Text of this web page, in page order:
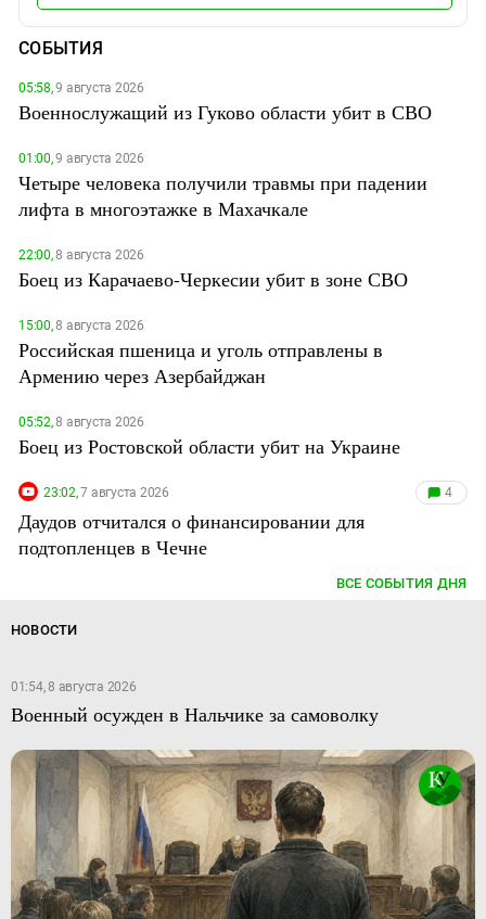
СОБЫТИЯ
05:58,9 августа 2026
Военнослужащий из Гуково области убит в СВО
01:00,9 августа 2026
Четыре человека получили травмы при падении
лифта в многоэтажке в Махачкале
22:00,8 августа 2026
Боец из Карачаево-Черкесии убит в зоне СВО
15:00,8 августа 2026
Российская пшеница и уголь отправлены в
Армению через Азербайджан
05:52,8 августа 2026
Боец из Ростовской области убит на Украине
23:02,7 августа 2026 4
Даудов отчитался о финансировании для
подтопленцев в Чечне
ВСЕ СОБЫТИЯ ДНЯ
НОВОСТИ
01:54, 8 августа 2026
Военный осужден в Нальчике за самоволку